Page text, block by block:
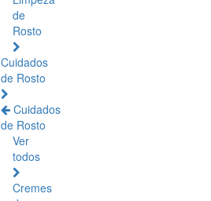
de
Rosto
Cuidados
de Rosto
Cuidados
de Rosto
Ver
todos
Cremes